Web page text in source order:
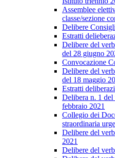
Assemblee
classe/sezione
Delibere
Estratti
Delibere del
del 28 giugno
Convocazione
Delibere del
del 18 maggio
Estratti
Delibera n. 1
febbraio 2021
Collegio dei
straordinaria
Delibere del
2021
Delibere del